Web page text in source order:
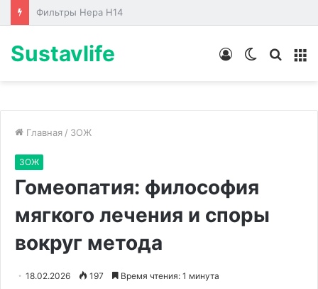
Лабораторные стенды по направлениям
Sustavlife
Switch
Войти
Главная / ЗОЖ
ЗОЖ
Гомеопатия: философия
мягкого лечения и споры
вокруг метода
18.02.2026 197 Время чтения: 1 минута